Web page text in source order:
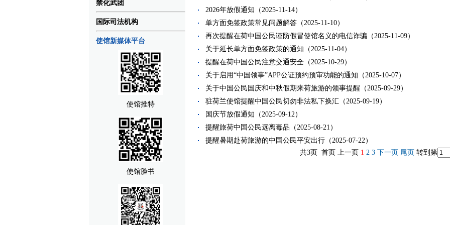
禁化武团
国际司法机构
使馆新媒体平台
使馆推特
使馆脸书
2026年放假通知（2025-11-14）
单方面免签政策常见问题解答（2025-11-10）
再次提醒在荷中国公民谨防假冒使馆名义的电信诈骗（2025-11-09）
关于延长单方面免签政策的通知（2025-11-04）
提醒在荷中国公民注意交通安全（2025-10-29）
关于启用“中国领事”APP公证预约预审功能的通知（2025-10-07）
关于中国公民国庆和中秋假期来荷旅游的领事提醒（2025-09-29）
驻荷兰使馆提醒中国公民切勿非法私下换汇（2025-09-19）
国庆节放假通知（2025-09-12）
提醒旅荷中国公民远离毒品（2025-08-21）
提醒暑期赴荷旅游的中国公民平安出行（2025-07-22）
共3页 首页 上一页 1 2 3 下一页 尾页 转到第